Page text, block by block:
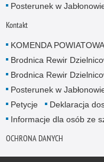
Posterunek w
Kontakt
KOMENDA
Brodnica Rewir
Brodnica Rewir
Posterunek w
Petycje
Deklaracja
Informacje dla osób ze
OCHRONA DANYCH